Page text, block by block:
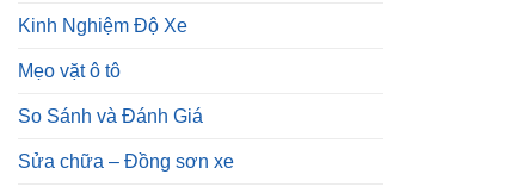
Kinh Nghiệm Độ Xe
Mẹo vặt ô tô
So Sánh và Đánh Giá
Sửa chữa – Đồng sơn xe